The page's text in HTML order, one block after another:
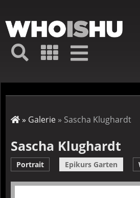
Inhalt
Navigation
Kurz-
SucheGalerie
Startseite
Galerie Sascha Klughardt
Sascha Klughardt
Portrait Epikurs Garten